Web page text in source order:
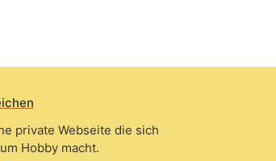
private Webseite die sich
Hobby macht.